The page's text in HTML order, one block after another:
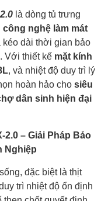
là dòng tủ trưng
công nghệ làm mát
dài thời gian bảo
Với thiết kế mặt kính
, và nhiệt độ duy trì lý
hoàn hảo cho siêu
dân sinh hiện đại
2.0 – Giải Pháp Bảo
Nghiệp
đặc biệt là thịt
trì nhiệt độ ổn định